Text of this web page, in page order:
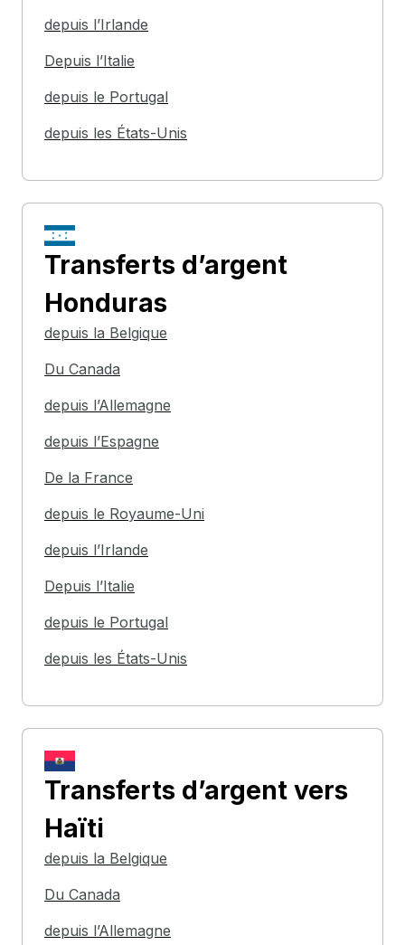
depuis l’Irlande
Depuis l’Italie
depuis le Portugal
depuis les États-Unis
Transferts d’argent
Honduras
depuis la Belgique
Du Canada
depuis l’Allemagne
depuis l’Espagne
De la France
depuis le Royaume-Uni
depuis l’Irlande
Depuis l’Italie
depuis le Portugal
depuis les États-Unis
Transferts d’argent vers
Haïti
depuis la Belgique
Du Canada
depuis l’Allemagne